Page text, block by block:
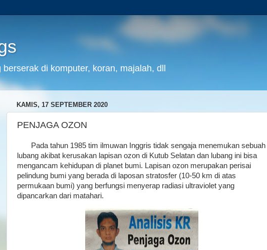
di komputer, koran, majalah, dll
KAMIS, 17 SEPTEMBER 2020
PENJAGA OZON
Pada tahun 1985 tim ilmuwan Inggris tidak sengaja menemukan sebuah
lubang akibat kerusakan lapisan ozon di Kutub Selatan dan lubang ini bisa
mengancam kehidupan di planet bumi. Lapisan ozon merupakan perisai
pelindung bumi yang berada di laposan stratosfer (10-50 km di atas
permukaan bumi) yang berfungsi menyerap radiasi ultraviolet yang
dipancarkan dari matahari.